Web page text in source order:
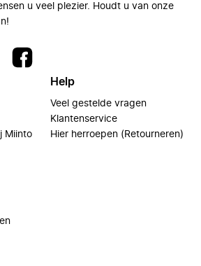
u veel plezier. Houdt u van onze
Miinto
Help
Veel gestelde vragen
Klantenservice
Hier herroepen (Retourneren)